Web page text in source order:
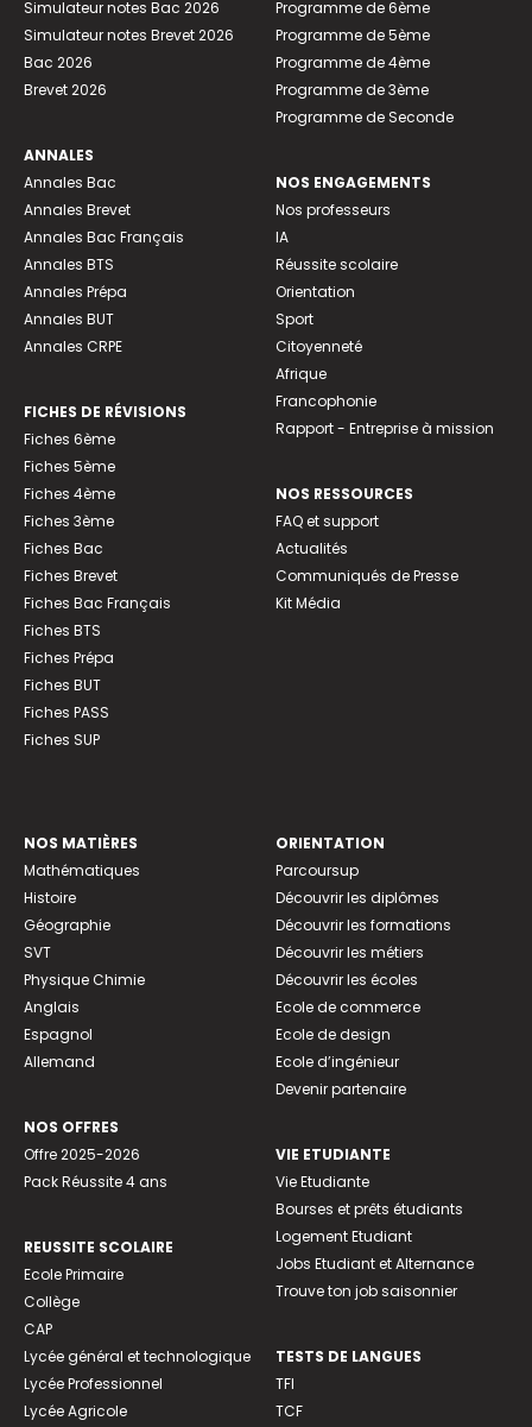
Simulateur notes Bac 2026
Simulateur notes Brevet 2026
Bac 2026
Brevet 2026
ANNALES
Annales Bac
Annales Brevet
Annales Bac Français
Annales BTS
Annales Prépa
Annales BUT
Annales CRPE
FICHES DE RÉVISIONS
Fiches 6ème
Fiches 5ème
Fiches 4ème
Fiches 3ème
Fiches Bac
Fiches Brevet
Fiches Bac Français
Fiches BTS
Fiches Prépa
Fiches BUT
Fiches PASS
Fiches SUP
Programme de 6ème
Programme de 5ème
Programme de 4ème
Programme de 3ème
Programme de Seconde
NOS ENGAGEMENTS
Nos professeurs
IA
Réussite scolaire
Orientation
Sport
Citoyenneté
Afrique
Francophonie
Rapport - Entreprise à mission
NOS RESSOURCES
FAQ et support
Actualités
Communiqués de Presse
Kit Média
NOS MATIÈRES
Mathématiques
Histoire
Géographie
SVT
Physique Chimie
Anglais
Espagnol
Allemand
NOS OFFRES
Offre 2025-2026
Pack Réussite 4 ans
REUSSITE SCOLAIRE
Ecole Primaire
Collège
CAP
Lycée général et technologique
Lycée Professionnel
Lycée Agricole
ORIENTATION
Parcoursup
Découvrir les diplômes
Découvrir les formations
Découvrir les métiers
Découvrir les écoles
Ecole de commerce
Ecole de design
Ecole d’ingénieur
Devenir partenaire
VIE ETUDIANTE
Vie Etudiante
Bourses et prêts étudiants
Logement Etudiant
Jobs Etudiant et Alternance
Trouve ton job saisonnier
TESTS DE LANGUES
TFI
TCF